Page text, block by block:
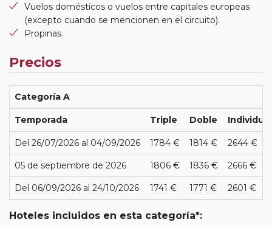
Vuelos domésticos o vuelos entre capitales europeas
(excepto cuando se mencionen en el circuito).
Propinas.
Precios
Categoría A
Temporada Triple Doble Individual
Del 26/07/2026 al 04/09/2026 1784 € 1814 € 2644 €
05 de septiembre de 2026 1806 € 1836 € 2666 €
Del 06/09/2026 al 24/10/2026 1741 € 1771 € 2601 €
Hoteles incluidos en esta categoría*: